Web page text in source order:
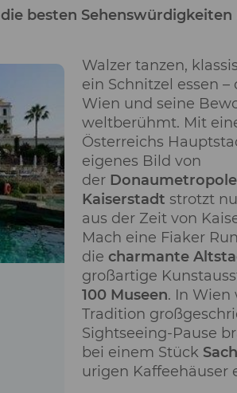
die besten Sehenswürdigkeiten
Walzer tanzen,
ein Schnitzel essen
Wien und seine
weltberühmt. Mit
Österreichs
eigenes Bild von
der Donaumetropole
Kaiserstadt strotzt
aus der Zeit von
Mach eine Fiaker
die charmante
großartige
100 Museen. In Wien
Tradition
Sightseeing-Pause
bei einem Stück
urigen Kaffeehäuser